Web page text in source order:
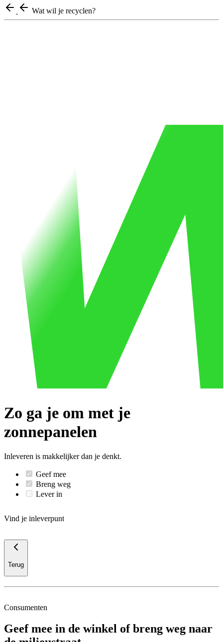
Wat wil je recyclen?
Zo ga je om met je
zonnepanelen
Inleveren is makkelijker dan je denkt.
Geef mee
Breng weg
Lever in
Vind je inleverpunt
Terug
Consumenten
Geef mee in de winkel of breng weg naar